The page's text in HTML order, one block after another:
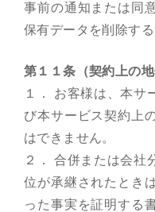
事前の通知または同
保有データを削除す
第１１条（契約上の地
１． お客様は、本サ
び本サービス契約上
はできません。
２． 合併または会社
位が承継されたとき
った事実を証明する